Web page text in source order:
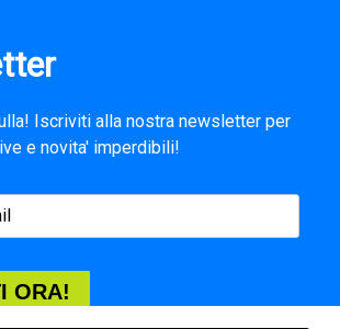
Iscriviti alla nostra newsletter per
e novita' imperdibili!
ORA!